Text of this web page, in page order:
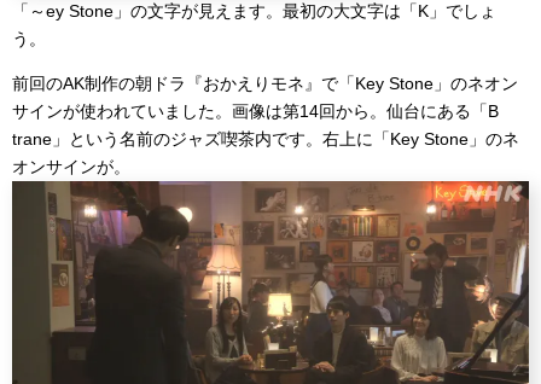
「～ey Stone」の文字が見えます。最初の大文字は「K」でしょ
う。
前回のAK制作の朝ドラ『おかえりモネ』で「Key Stone」のネオン
サインが使われていました。画像は第14回から。仙台にある「B
trane」という名前のジャズ喫茶内です。右上に「Key Stone」のネ
オンサインが。